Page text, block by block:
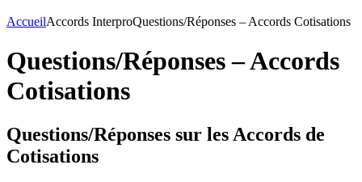
AccueilAccords InterproQuestions/Réponses – Accords Cotisations
Questions/Réponses – Accords
Cotisations
Questions/Réponses sur les Accords de
Cotisations